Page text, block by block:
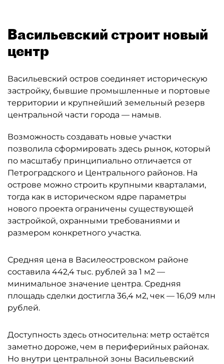
Васильевский строит новый
центр
Васильевский остров соединяет историческую
застройку, бывшие промышленные и портовые
территории и крупнейший земельный резерв
центральной части города — намыв.
Возможность создавать новые участки
позволила сформировать здесь рынок, который
по масштабу принципиально отличается от
Петроградского и Центрального районов. На
острове можно строить крупными кварталами,
тогда как в историческом ядре параметры
нового проекта ограничены существующей
застройкой, охранными требованиями и
размером конкретного участка.
Средняя цена в Василеостровском районе
составила 442,4 тыс. рублей за 1 м2 —
минимальное значение центра. Средняя
площадь сделки достигла 36,4 м2, чек — 16,09 млн
рублей.
Доступность здесь относительна: метр остаётся
заметно дороже, чем в периферийных районах.
Но внутри центральной зоны Васильевский